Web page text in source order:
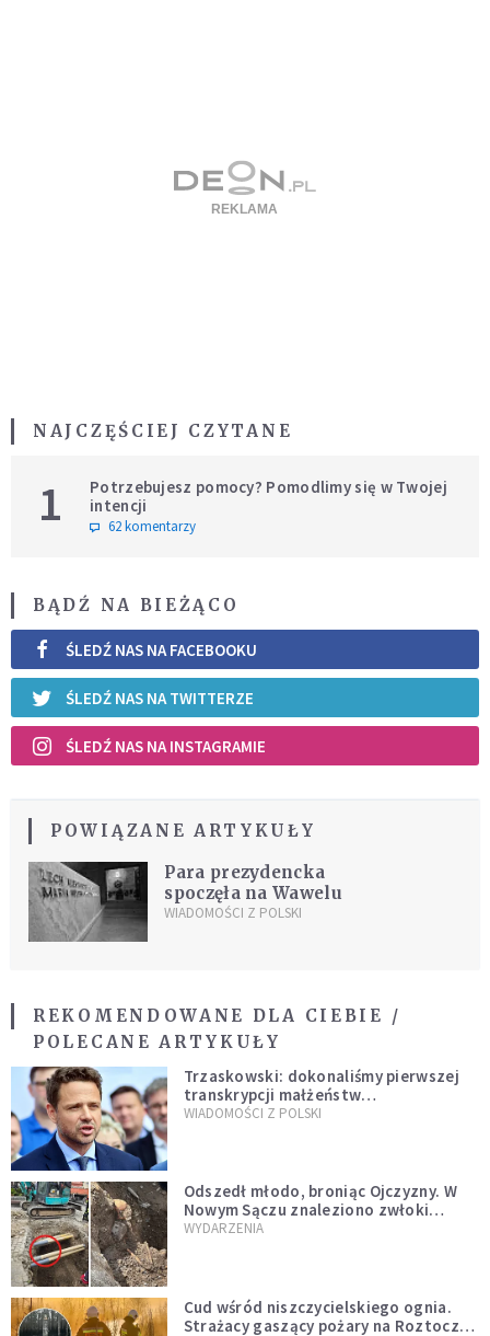
NAJCZĘŚCIEJ CZYTANE
1
Potrzebujesz pomocy? Pomodlimy się w Twojej
intencji
62 komentarzy
BĄDŹ NA BIEŻĄCO
ŚLEDŹ NAS NA FACEBOOKU
ŚLEDŹ NAS NA TWITTERZE
ŚLEDŹ NAS NA INSTAGRAMIE
POWIĄZANE ARTYKUŁY
Para prezydencka
spoczęła na Wawelu
WIADOMOŚCI Z POLSKI
REKOMENDOWANE DLA CIEBIE /
POLECANE ARTYKUŁY
Trzaskowski: dokonaliśmy pierwszej
transkrypcji małżeństw
jednopłciowych. “Tak jak
WIADOMOŚCI Z POLSKI
Odszedł młodo, broniąc Ojczyzny. W
Nowym Sączu znaleziono zwłoki
mężczyzny z czasów potopu
WYDARZENIA
Cud wśród niszczycielskiego ognia.
Strażacy gaszący pożary na Roztoczu